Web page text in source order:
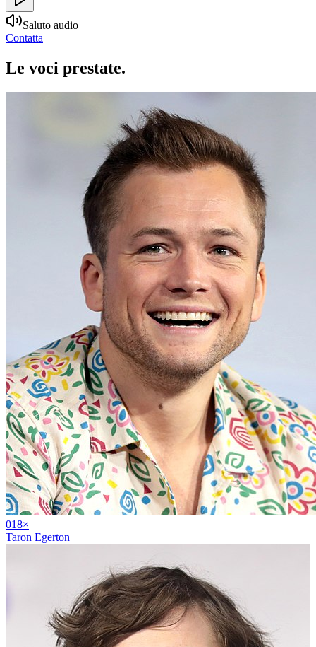
Saluto audio
Contatta
Le voci prestate.
018×
Taron Egerton